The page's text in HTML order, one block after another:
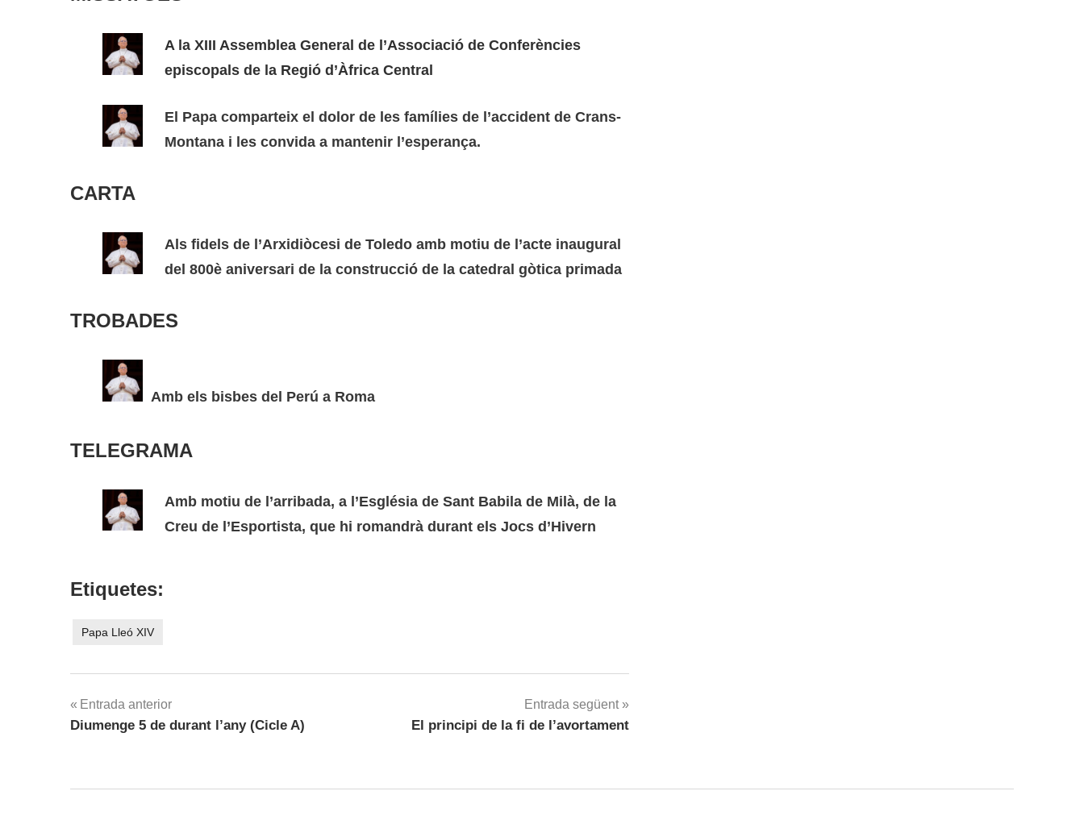
A la XIII Assemblea General de l’Associació de Conferències
episcopals de la Regió d’Àfrica Central
El Papa comparteix el dolor de les famílies de l’accident de Crans-
Montana i les convida a mantenir l’esperança.
CARTA
Als fidels de l’Arxidiòcesi de Toledo amb motiu de l’acte inaugural
del 800è aniversari de la construcció de la catedral gòtica primada
TROBADES
Amb els bisbes del Perú a Roma
TELEGRAMA
Amb motiu de l’arribada, a l’Església de Sant Babila de Milà, de la
Creu de l’Esportista, que hi romandrà durant els Jocs d’Hivern
Etiquetes:
Papa Lleó XIV
Navegació
d'entrades
Entrada anterior
Diumenge 5 de durant l’any (Cicle A)
Entrada següent
El principi de la fi de l’avortament